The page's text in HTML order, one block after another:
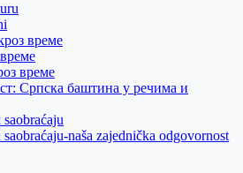
време
време
Српска баштина у речима и
naša zajednička odgovornost